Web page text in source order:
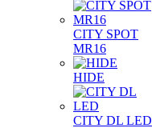
CITY SPOT
MR16
HIDE
CITY DL LED